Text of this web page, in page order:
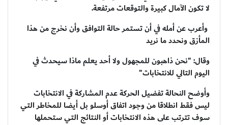
لا تكون الآمال كبيرة والتوقعات مرتفعة.
وأعرب عن أمله في أن تستمر حالة التوافق وأن نخرج من هذا
المأزق ونحدد ما نريد
وقال: "نحن ذاهبون للمجهول ولا أحد يعلم ماذا سيحدث في
اليوم التالي للانتخابات"
وأوضح النحالة تفضيل الحركة عدم المشاركة في الانتخابات
ليس فقط انطلاقا من وجود اتفاق أوسلو بل أيضا للمخاطر التي
سوف تترتب على هذه الانتخابات أو النتائج التي ستحملها